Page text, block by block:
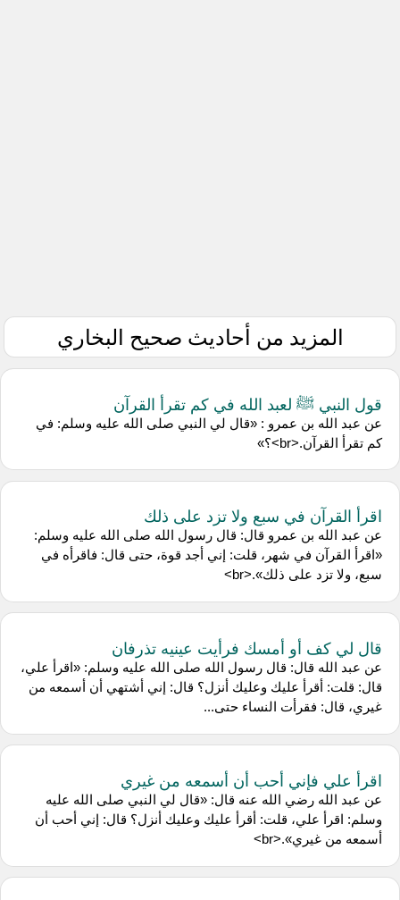
المزيد من أحاديث صحيح البخاري
قول النبي ﷺ لعبد الله في كم تقرأ القرآن
عن ‌عبد الله بن عمرو : «قال لي النبي صلى الله عليه وسلم: في
كم تقرأ القرآن.<br>؟»
اقرأ القرآن في سبع ولا تزد على ذلك
عن ‌عبد الله بن عمرو قال: قال رسول الله صلى الله عليه وسلم:
«اقرأ القرآن في شهر، قلت: إني أجد قوة، حتى قال: فاقرأه في
سبع، ولا تزد على ذلك».<br>
قال لي كف أو أمسك فرأيت عينيه تذرفان
عن ‌عبد الله قال: قال رسول الله صلى الله عليه وسلم: «اقرأ علي،
قال: قلت: أقرأ عليك وعليك أنزل؟ قال: إني أشتهي أن أسمعه من
غيري، قال: فقرأت النساء حتى...
اقرأ علي فإني أحب أن أسمعه من غيري
عن ‌عبد الله رضي الله عنه قال: «قال لي النبي صلى الله عليه
وسلم: اقرأ علي، قلت: أقرأ عليك وعليك أنزل؟ قال: إني أحب أن
أسمعه من غيري».<br>